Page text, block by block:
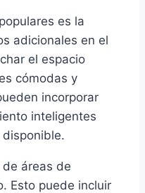
es la
adicionales en el
el espacio
cómodas y
incorporar
inteligentes
áreas de
Esto puede incluir